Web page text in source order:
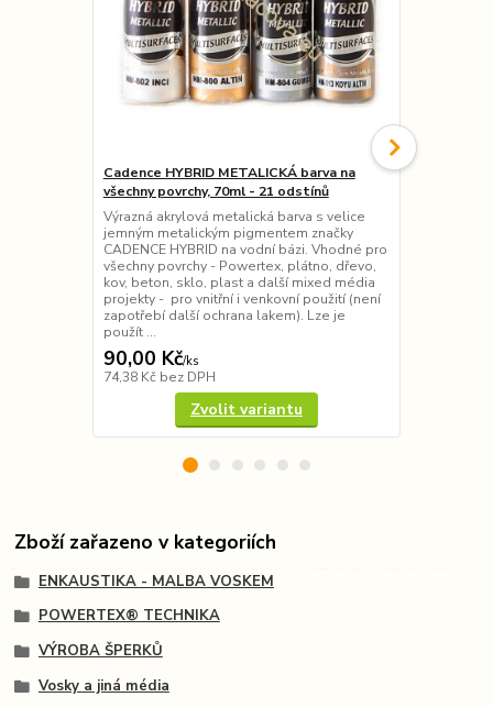
Cadence HYBRID METALICKÁ barva na
všechny povrchy, 70ml - 21 odstínů
Výrazná akrylová metalická barva s velice
jemným metalickým pigmentem značky
CADENCE HYBRID na vodní bázi. Vhodné pro
všechny povrchy - Powertex, plátno, dřevo,
kov, beton, sklo, plast a další mixed média
projekty - pro vnitřní i venkovní použití (není
zapotřebí další ochrana lakem). Lze je
použít ...
90,00 Kč/ks
74,38 Kč bez DPH
Zvolit variantu
Zboží zařazeno v kategoriích
ENKAUSTIKA - MALBA VOSKEM
POWERTEX® TECHNIKA
VÝROBA ŠPERKŮ
Vosky a jiná média